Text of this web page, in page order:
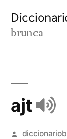
brunca
ajt